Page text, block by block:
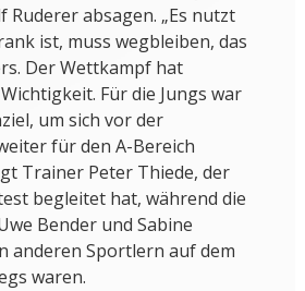
Ruderer absagen. „Es nutzt
ist, muss wegbleiben, das
Der Wettkampf hat
Für die Jungs war
um sich vor der
für den A-Bereich
Trainer Peter Thiede, der
begleitet hat, während die
Bender und Sabine
anderen Sportlern auf dem
waren.